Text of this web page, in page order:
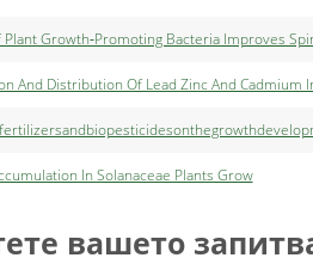
Growth‐Promoting Bacteria Improves
And Distribution Of Lead Zinc And Cadmium
In Solanaceae Plants Grow
вашето